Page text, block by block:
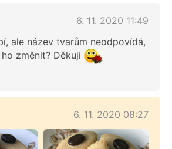
6. 11. 2020 11:49
ale název tvarům neodpovídá,
změnit? Děkuji
6. 11. 2020 08:27